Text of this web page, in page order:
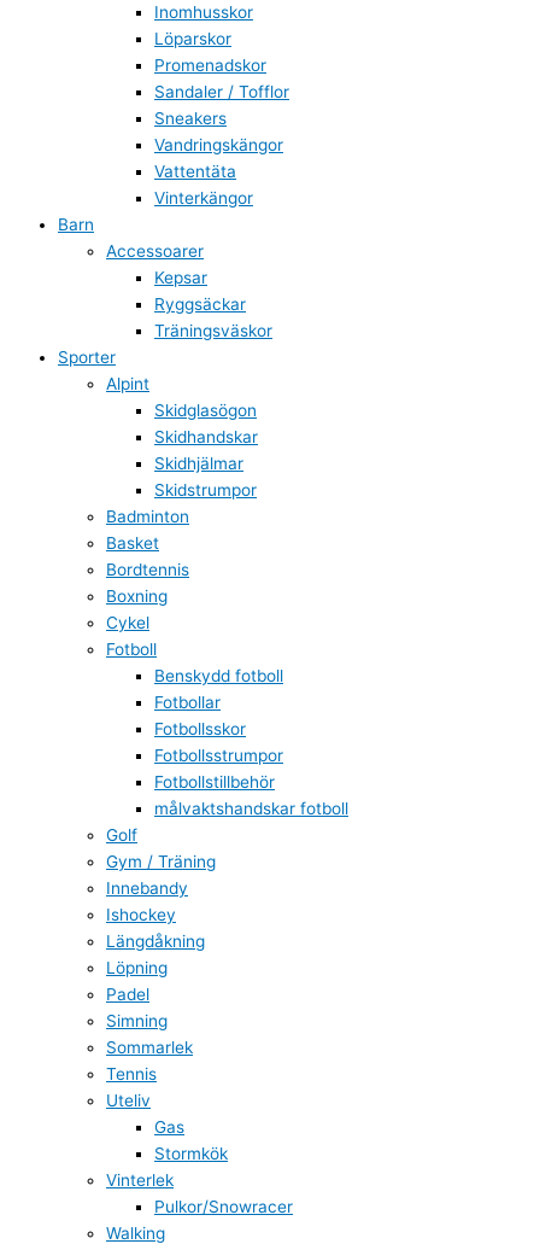
Inomhusskor
Löparskor
Promenadskor
Sandaler / Tofflor
Sneakers
Vandringskängor
Vattentäta
Vinterkängor
Barn
Accessoarer
Kepsar
Ryggsäckar
Träningsväskor
Sporter
Alpint
Skidglasögon
Skidhandskar
Skidhjälmar
Skidstrumpor
Badminton
Basket
Bordtennis
Boxning
Cykel
Fotboll
Benskydd fotboll
Fotbollar
Fotbollsskor
Fotbollsstrumpor
Fotbollstillbehör
målvaktshandskar fotboll
Golf
Gym / Träning
Innebandy
Ishockey
Längdåkning
Löpning
Padel
Simning
Sommarlek
Tennis
Uteliv
Gas
Stormkök
Vinterlek
Pulkor/Snowracer
Walking